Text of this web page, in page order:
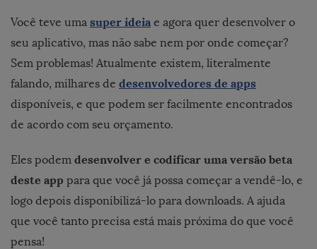
Você teve uma super ideia e agora quer desenvolver o
seu aplicativo, mas não sabe nem por onde começar?
Sem problemas! Atualmente existem, literalmente
falando, milhares de desenvolvedores de apps
disponíveis, e que podem ser facilmente encontrados
de acordo com seu orçamento.
Eles podem desenvolver e codificar uma versão beta
deste app para que você já possa começar a vendê-lo, e
logo depois disponibilizá-lo para downloads. A ajuda
que você tanto precisa está mais próxima do que você
pensa!